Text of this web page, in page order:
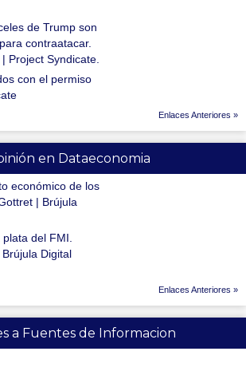
de Trump son
contraatacar.
Project Syndicate.
con el permiso
Enlaces Anteriores »
en Dataeconomia
económico de los
| Brújula
del FMI.
Digital
Enlaces Anteriores »
a Fuentes de Informacion